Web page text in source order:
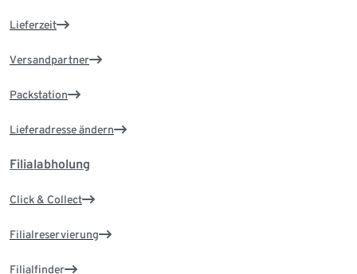
Lieferzeit
Versandpartner
Packstation
Lieferadresse ändern
Filialabholung
Click & Collect
Filialreservierung
Filialfinder